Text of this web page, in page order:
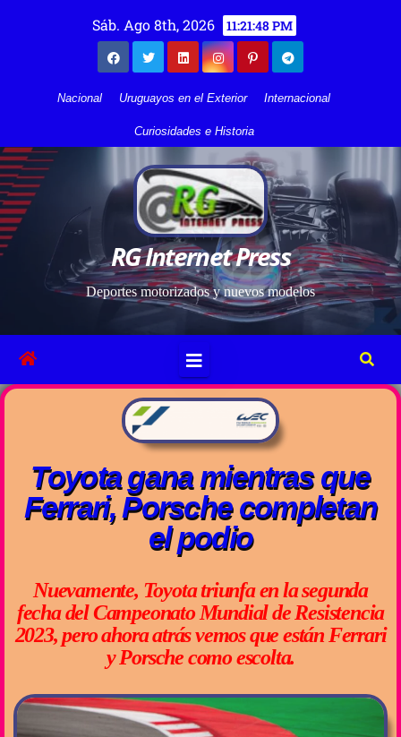
Sáb. Ago 8th, 2026 11:21:48 PM
Nacional Uruguayos en el Exterior Internacional
Curiosidades e Historia
RG Internet Press
Deportes motorizados y nuevos modelos
Toyota gana mientras que
Ferrari, Porsche completan
el podio
Nuevamente, Toyota triunfa en la segunda
fecha del Campeonato Mundial de Resistencia
2023, pero ahora atrás vemos que están Ferrari
y Porsche como escolta.